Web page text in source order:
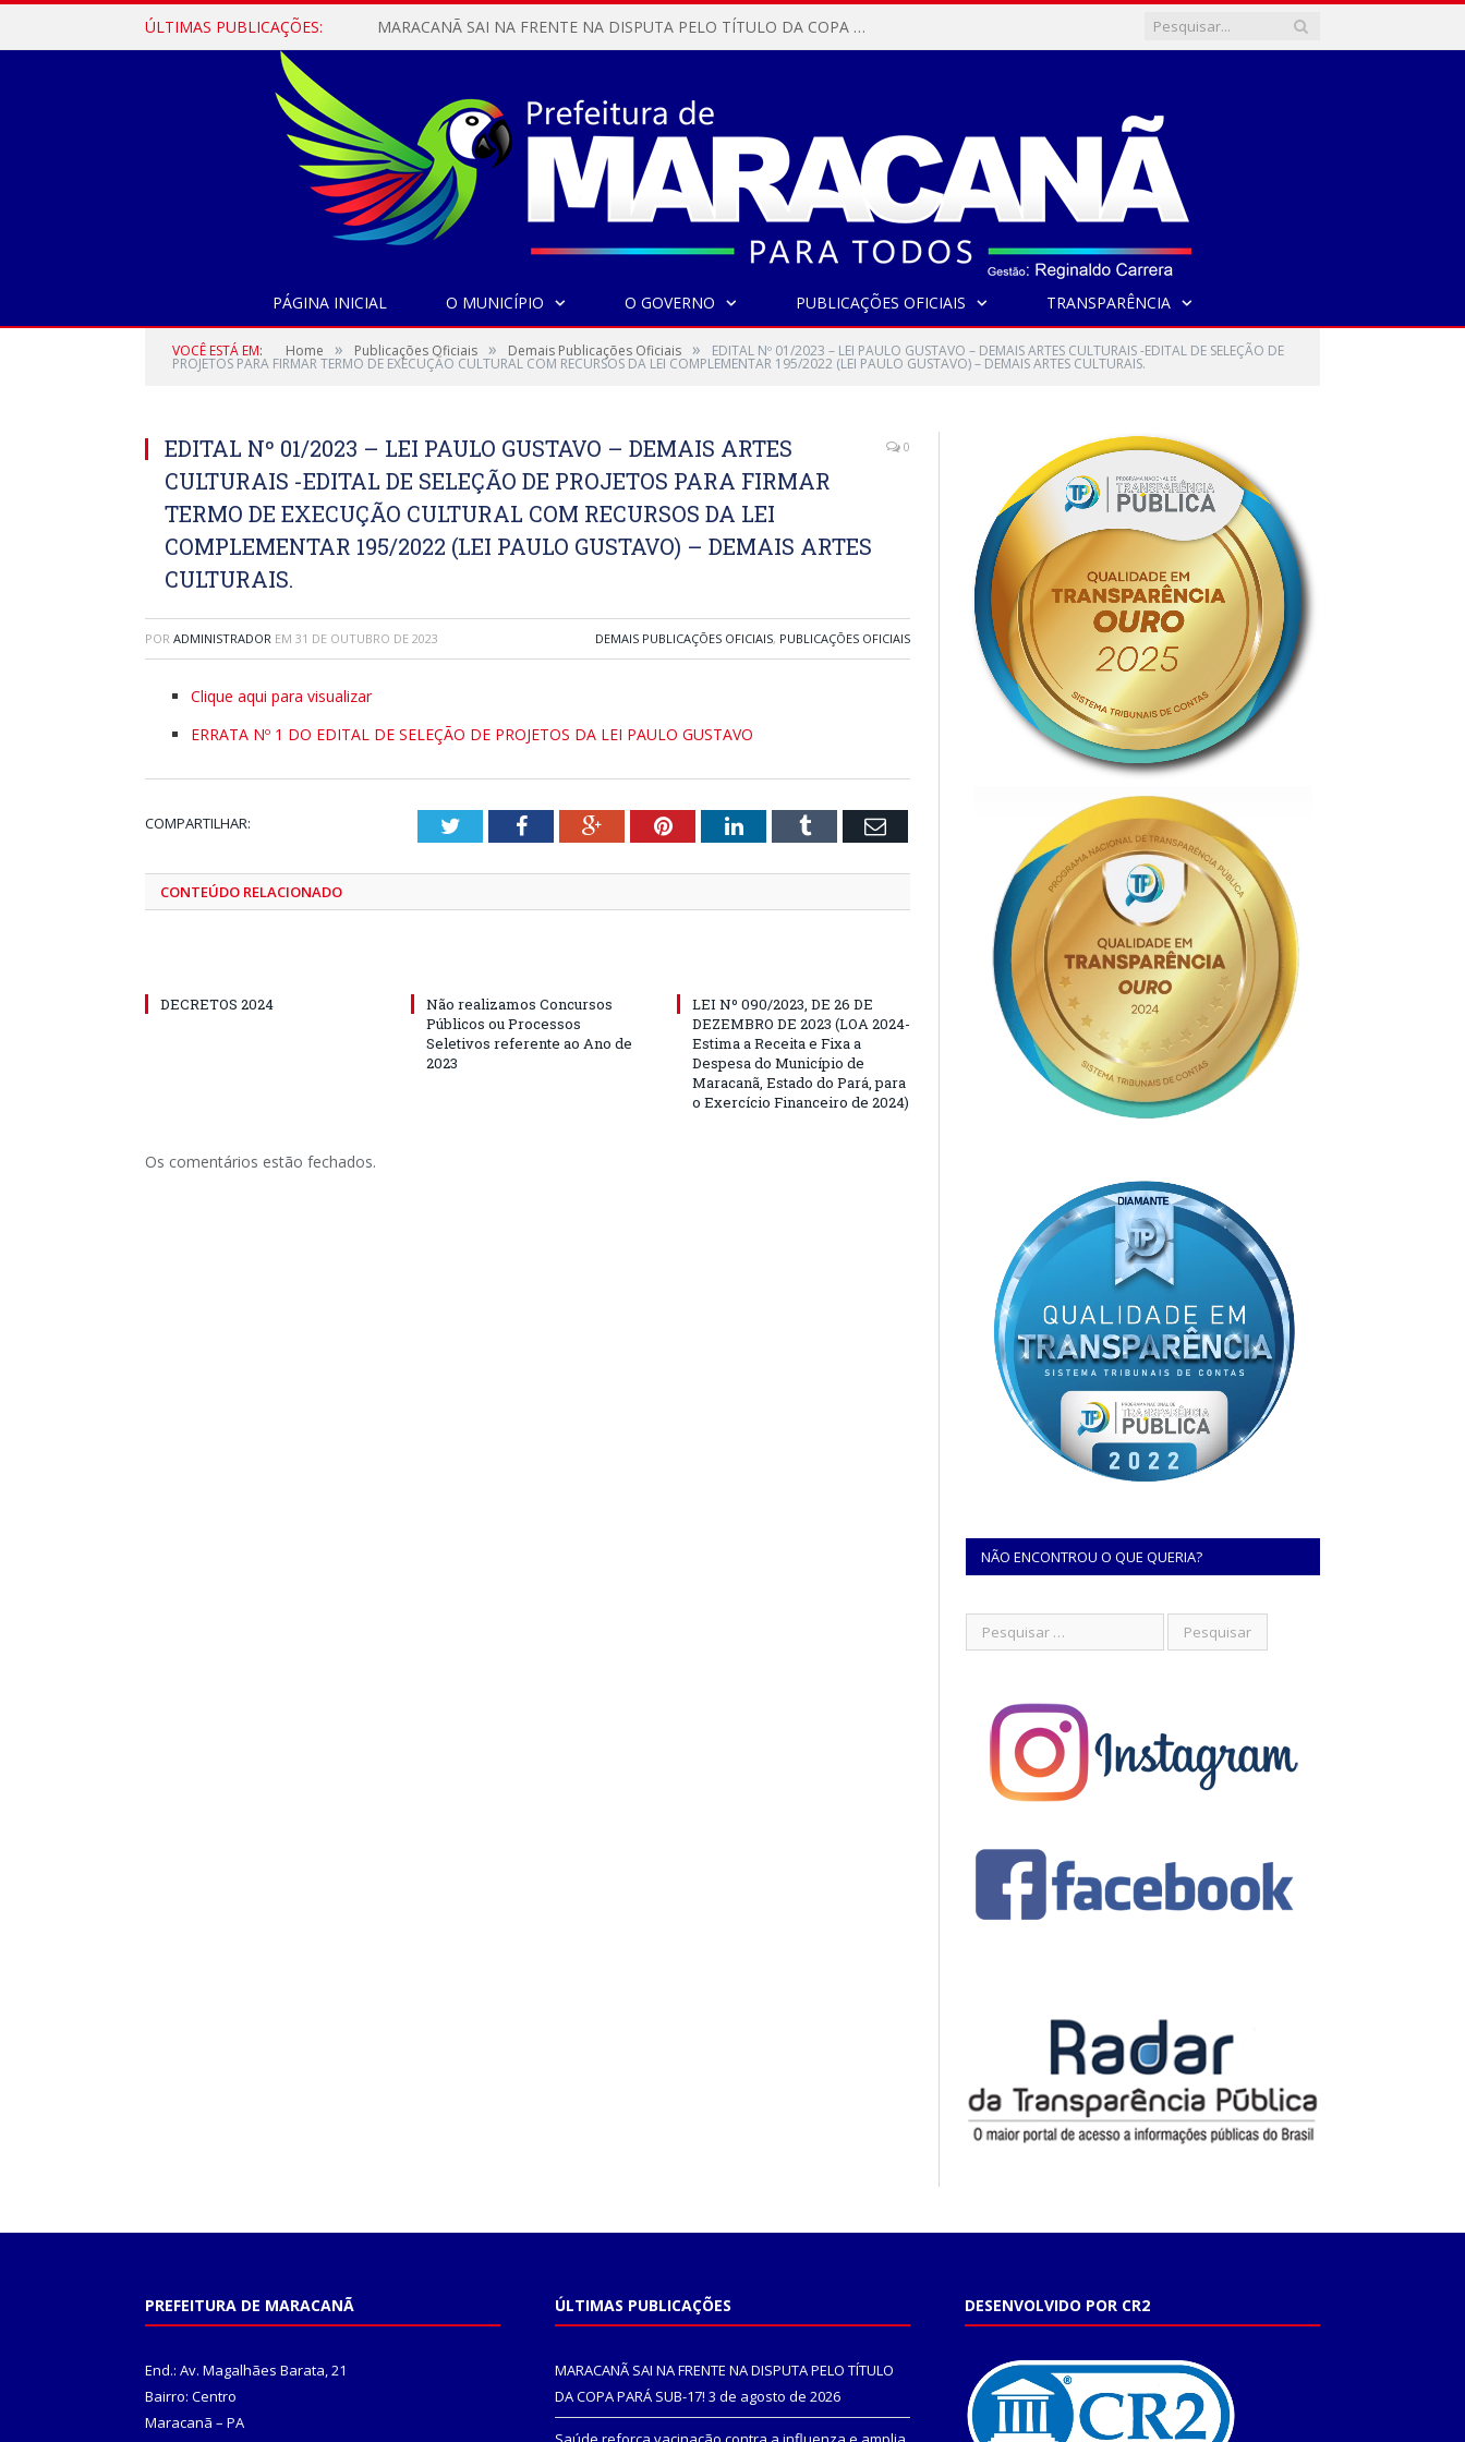
ÚLTIMAS PUBLICAÇÕES: MARACANÃ SAI NA FRENTE NA DISPUTA PELO TÍTULO DA COPA PARÁ SUB-17!
PÁGINA INICIAL O MUNICÍPIO O GOVERNO PUBLICAÇÕES OFICIAIS TRANSPARÊNCIA
VOCÊ ESTÁ EM: Home » Publicações Oficiais » Demais Publicações Oficiais » EDITAL Nº 01/2023 – LEI PAULO GUSTAVO – DEMAIS ARTES CULTURAIS -EDITAL DE SELEÇÃO DE
PROJETOS PARA FIRMAR TERMO DE EXECUÇÃO CULTURAL COM RECURSOS DA LEI COMPLEMENTAR 195/2022 (LEI PAULO GUSTAVO) – DEMAIS ARTES CULTURAIS.
EDITAL Nº 01/2023 – LEI PAULO GUSTAVO – DEMAIS ARTES
CULTURAIS -EDITAL DE SELEÇÃO DE PROJETOS PARA FIRMAR
TERMO DE EXECUÇÃO CULTURAL COM RECURSOS DA LEI
COMPLEMENTAR 195/2022 (LEI PAULO GUSTAVO) – DEMAIS ARTES
CULTURAIS.
0
POR ADMINISTRADOR EM 31 DE OUTUBRO DE 2023 DEMAIS PUBLICAÇÕES OFICIAIS, PUBLICAÇÕES OFICIAIS
Clique aqui para visualizar
ERRATA Nº 1 DO EDITAL DE SELEÇÃO DE PROJETOS DA LEI PAULO GUSTAVO
COMPARTILHAR: TwitterFacebookGoogle+PinterestLinkedInTumblr Email
CONTEÚDO RELACIONADO
DECRETOS 2024
Não realizamos Concursos
Públicos ou Processos
Seletivos referente ao Ano de
2023
LEI Nº 090/2023, DE 26 DE
DEZEMBRO DE 2023 (LOA 2024-
Estima a Receita e Fixa a
Despesa do Município de
Maracanã, Estado do Pará, para
o Exercício Financeiro de 2024)
Os comentários estão fechados.
NÃO ENCONTROU O QUE QUERIA?
PREFEITURA DE MARACANÃ
End.: Av. Magalhães Barata, 21
Bairro: Centro
Maracanã – PA
ÚLTIMAS PUBLICAÇÕES
MARACANÃ SAI NA FRENTE NA DISPUTA PELO TÍTULO
DA COPA PARÁ SUB-17! 3 de agosto de 2026
DESENVOLVIDO POR CR2